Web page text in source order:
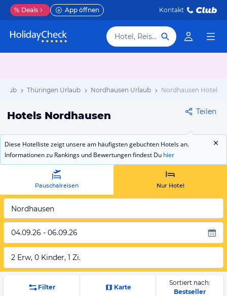
% Deals App öffnen Kontakt
Hotel, Reiseziel
Thüringen Urlaub Nordhausen Urlaub Nordhausen Hotels
Hotels Nordhausen Teilen
Diese Hotelliste zeigt unsere am häufigsten gebuchten Hotels an.
Informationen zu Rankings und Bewertungen findest Du hier
Pauschalreisen Nur Hotel
Nordhausen
04.09.26 - 06.09.26
2 Erw, 0 Kinder, 1 Zi.
Filter Karte
Sortiert nach:
Bestseller